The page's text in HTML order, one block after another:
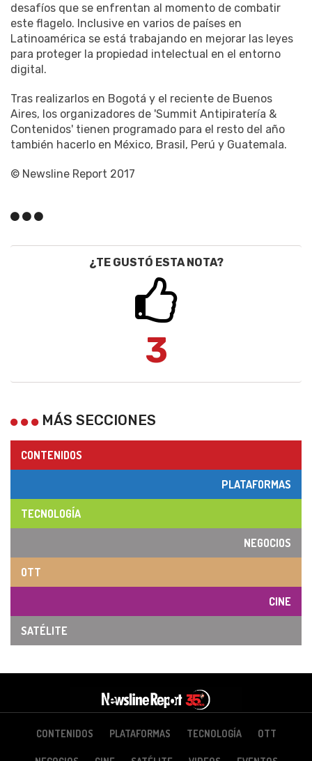
desafíos que se enfrentan al momento de combatir
este flagelo. Inclusive en varios de países en
Latinoamérica se está trabajando en mejorar las leyes
para proteger la propiedad intelectual en el entorno
digital.
Tras realizarlos en Bogotá y el reciente de Buenos
Aires, los organizadores de 'Summit Antipiratería &
Contenidos' tienen programado para el resto del año
también hacerlo en México, Brasil, Perú y Guatemala.
© Newsline Report 2017
¿TE GUSTÓ ESTA NOTA?
3
MÁS SECCIONES
CONTENIDOS
PLATAFORMAS
TECNOLOGÍA
NEGOCIOS
OTT
CINE
SATÉLITE
CONTENIDOS PLATAFORMAS TECNOLOGÍA OTT